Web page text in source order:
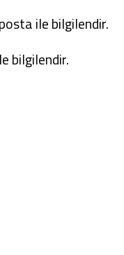
ile bilgilendir.
bilgilendir.